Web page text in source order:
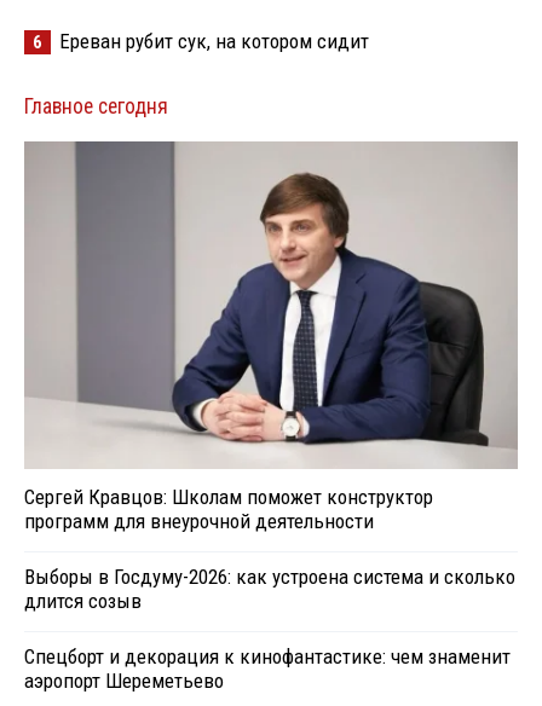
6 Ереван рубит сук, на котором сидит
Главное сегодня
Сергей Кравцов: Школам поможет конструктор
программ для внеурочной деятельности
Выборы в Госдуму-2026: как устроена система и сколько
длится созыв
Спецборт и декорация к кинофантастике: чем знаменит
аэропорт Шереметьево